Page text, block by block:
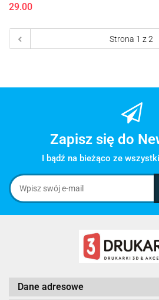
29.00
Zapisz się do
I bądź na bieżąco ze
Dane adresowe